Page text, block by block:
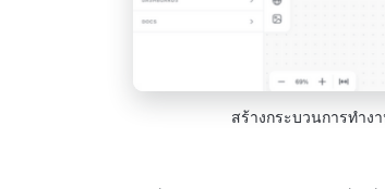
สร้างกระบวนการทำ